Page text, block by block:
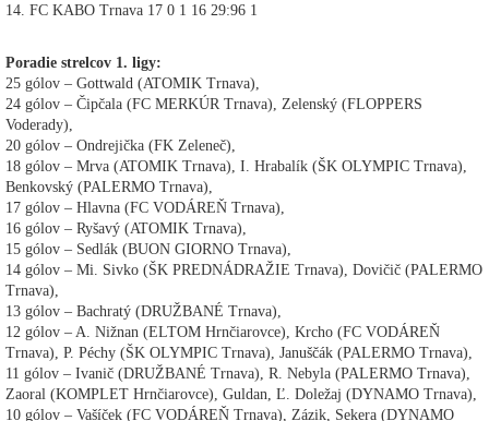
14. FC KABO Trnava 17 0 1 16 29:96 1
Poradie strelcov 1. ligy:
25 gólov – Gottwald (ATOMIK Trnava),
24 gólov – Čipčala (FC MERKÚR Trnava), Zelenský (FLOPPERS
Voderady),
20 gólov – Ondrejička (FK Zeleneč),
18 gólov – Mrva (ATOMIK Trnava), I. Hrabalík (ŠK OLYMPIC Trnava),
Benkovský (PALERMO Trnava),
17 gólov – Hlavna (FC VODÁREŇ Trnava),
16 gólov – Ryšavý (ATOMIK Trnava),
15 gólov – Sedlák (BUON GIORNO Trnava),
14 gólov – Mi. Sivko (ŠK PREDNÁDRAŽIE Trnava), Dovičič (PALERMO
Trnava),
13 gólov – Bachratý (DRUŽBANÉ Trnava),
12 gólov – A. Nižnan (ELTOM Hrnčiarovce), Krcho (FC VODÁREŇ
Trnava), P. Péchy (ŠK OLYMPIC Trnava), Januščák (PALERMO Trnava),
11 gólov – Ivanič (DRUŽBANÉ Trnava), R. Nebyla (PALERMO Trnava),
Zaoral (KOMPLET Hrnčiarovce), Guldan, Ľ. Doležaj (DYNAMO Trnava),
10 gólov – Vašíček (FC VODÁREŇ Trnava), Zázik, Sekera (DYNAMO